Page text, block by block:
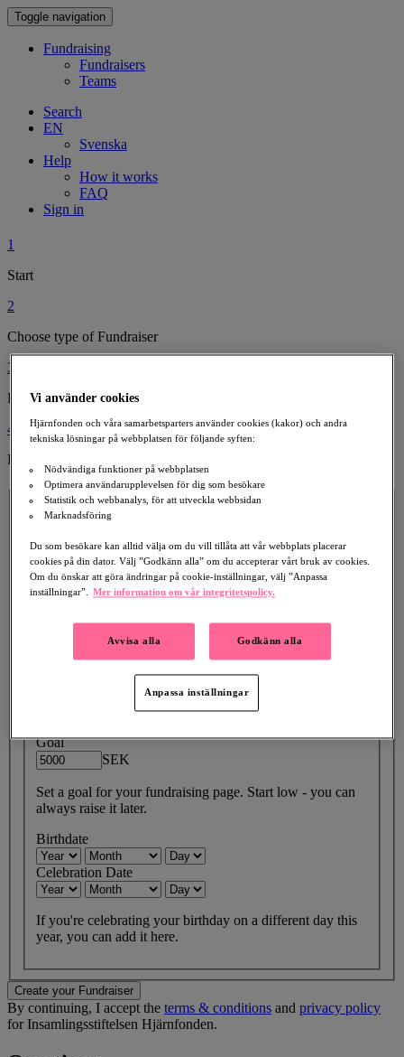
Toggle navigation
Fundraising
Fundraisers
Teams
Search
EN
Svenska
Help
How it works
FAQ
Sign in
1
Start
2
Choose type of Fundraiser
3
Personalise Your Fundraiser
4
Publish Your Fundraiser
Fundraiser Details
Headline
Description
Emphasise your personal fundraising story, and try to answer
following questions: What are you fundraising for and why is it
important to you? How will the funds be used? How can
Goal
SEK
Set a goal for your fundraising page. Start low - you can
always raise it later.
Birthdate
Celebration Date
If you're celebrating your birthday on a different day this
year, you can add it here.
Create your Fundraiser
By continuing, I accept the terms & conditions and privacy policy
for Insamlingsstiftelsen Hjärnfonden.
Vi använder cookies
Hjärnfonden och våra samarbetsparters använder cookies (kakor) och andra
tekniska lösningar på webbplatsen för följande syften:
Nödvändiga funktioner på webbplatsen
Optimera användarupplevelsen för dig som besökare
Statistik och webbanalys, för att utveckla webbsidan
Marknadsföring
Du som besökare kan alltid välja om du vill tillåta att vår webbplats placerar
cookies på din dator. Välj ”Godkänn alla” om du accepterar vårt bruk av cookies.
Om du önskar att göra ändringar på cookie-inställningar, välj ”Anpassa
inställningar”.
Mer information om vår integritetspolicy.
Avvisa alla Godkänn alla
Anpassa inställningar